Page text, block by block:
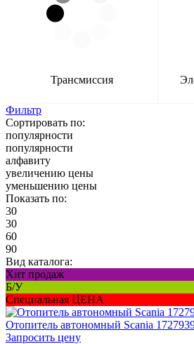
Трансмиссия
Фильтр
Сортировать по:
популярности
популярности
алфавиту
увеличению цены
уменьшению цены
Показать по:
30
30
60
90
Вид каталога:
Хит продаж
Б/У
Специальная ЦЕНА
Отопитель автономный Scania
Запросить цену